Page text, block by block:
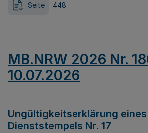
Seite 448
MB.NRW 2026 Nr.
10.07.2026
Ungültigkeitserklärung eines
Dienststempels Nr. 17